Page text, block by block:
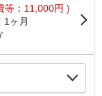
等：11,000円 )
1ヶ月